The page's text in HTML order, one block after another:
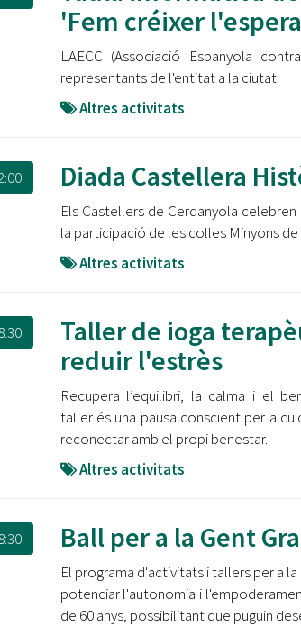
Oberta la convocatòria d'Ajuts per a
jove 2026
Cerdanyola opta a més de 5 milions d'euros del
Barris per transformar les Fontetes, Quatre
l'entorn de l'avinguda Catalunya
l'eclipsi solar
'Fem créixer
L'AECC (Associació Espanyola
representants de l'entitat a la ciutat.
Altres activitats
Diada Castellera
Els Castellers de Cerdanyola celebren
la participació de les colles Minyons
Altres activitats
Taller de ioga
reduir l'estrès
Recupera l’equilibri, la calma i el
taller és una pausa conscient per a
reconectar amb el propi benestar.
Altres activitats
Ball per a la Gent
El programa d'activitats i tallers per a la
potenciar l'autonomia i
de 60 anys, possibilitant que puguin